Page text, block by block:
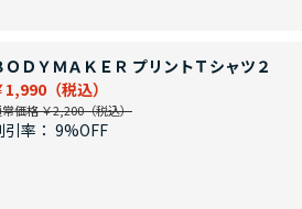
ＯＤＹＭＡＫＥＲ プリントＴシャツ２
1,990
価格 ￥2,200
引率： 9%OFF